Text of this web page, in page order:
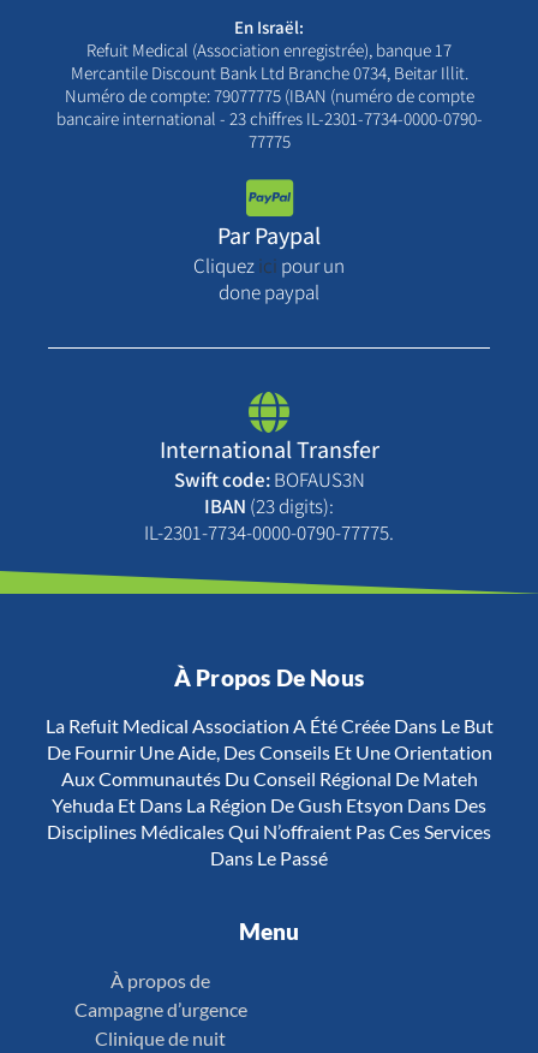
En Israël:
Refuit Medical (Association enregistrée), banque 17
Mercantile Discount Bank Ltd Branche 0734, Beitar Illit.
Numéro de compte: 79077775 (IBAN (numéro de compte
bancaire international - 23 chiffres IL-2301-7734-0000-0790-
77775
Par Paypal
Cliquezici pour un
done paypal
International Transfer
Swift code:BOFAUS3N
IBAN (23 digits):
IL-2301-7734-0000-0790-77775.
À Propos De Nous
La Refuit Medical Association A Été Créée Dans Le But
De Fournir Une Aide, Des Conseils Et Une Orientation
Aux Communautés Du Conseil Régional De Mateh
Yehuda Et Dans La Région De Gush Etsyon Dans Des
Disciplines Médicales Qui N’offraient Pas Ces Services
Dans Le Passé
Menu
À propos de
Campagne d’urgence
Clinique de nuit